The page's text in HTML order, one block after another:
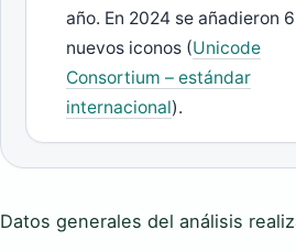
año. En 2024 se añadieron 6
nuevos iconos (Unicode
Consortium – estándar
internacional).
Datos generales del análisis